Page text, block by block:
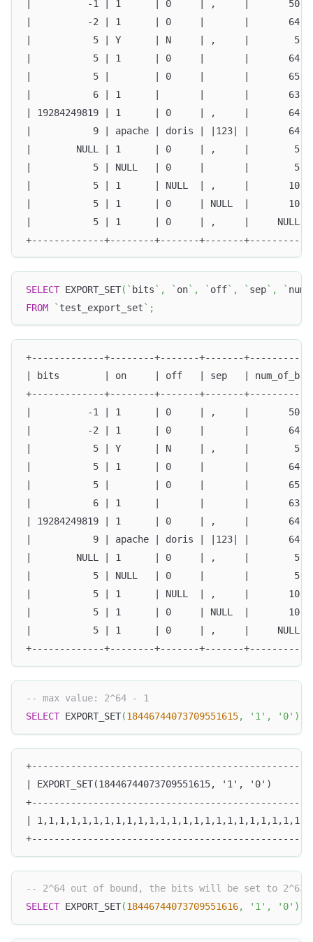
|          -1 | 1      | 0     | ,     |       50 |
|          -2 | 1      | 0     |       |       64 |
|           5 | Y      | N     | ,     |        5 |
|           5 | 1      | 0     |       |       64 |
|           5 |        | 0     |       |       65 |
|           6 | 1      |       |       |       63 |
| 19284249819 | 1      | 0     | ,     |       64 |
|           9 | apache | doris | |123| |       64 |
|        NULL | 1      | 0     | ,     |        5 |
|           5 | NULL   | 0     |       |        5 |
|           5 | 1      | NULL  | ,     |       10 |
|           5 | 1      | 0     | NULL  |       10 |
|           5 | 1      | 0     | ,     |     NULL |
+-------------+--------+-------+-------+----------+
SELECT EXPORT_SET( ` bits ` , ` on` , ` off` , ` sep` , `
FROM
` test_export_set ` ;
+-------------+--------+-------+-------
| bits        | on     | off   | sep   |
+-------------+--------+-------+-------
|          -1 | 1      | 0     | ,     |
|          -2 | 1      | 0     |       |
|           5 | Y      | N     | ,     |
|           5 | 1      | 0     |       |       64
|           5 |        | 0     |       |       65
|           6 | 1      |       |       |
| 19284249819 | 1      | 0     | ,     |
|           9 | apache | doris | |123| |       64 |
|        NULL | 1      | 0     | ,     |
|           5 | NULL   | 0     |       |
|           5 | 1      | NULL  | ,     |
|           5 | 1      | 0     | NULL  |
|           5 | 1      | 0     | ,     |
+-------------+--------+-------+-------
-- max value: 2^64 - 1
SELECT EXPORT_SET(18446744073709551615, '1' , '0' )
|
|
-- 2^64 out of bound, the bits will be set to 2^63
SELECT EXPORT_SET(18446744073709551616, '1' , '0' )